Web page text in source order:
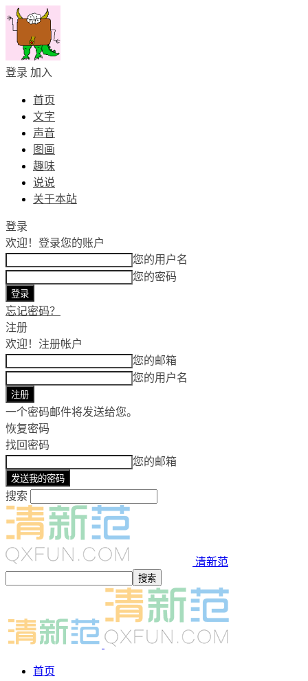
登录 加入
首页
文字
声音
图画
趣味
说说
关于本站
登录
欢迎！ 登录您的账户
您的用户名
您的密码
忘记密码？
注册
欢迎！ 注册帐户
您的邮箱
您的用户名
一个密码邮件将发送给您。
恢复密码
找回密码
您的邮箱
搜索
清新范
首页